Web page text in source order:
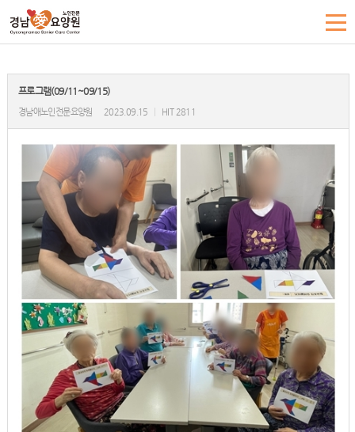
프로그램(09/11~09/15)
경남애노인전문요양원 2023.09.15 HIT 2811